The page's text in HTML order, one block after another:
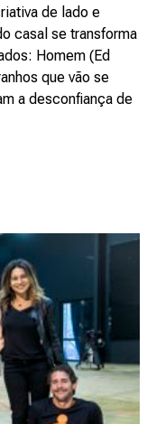
de lado e
casal se transforma
Homem (Ed
que vão se
a desconfiança de